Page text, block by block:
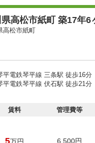
高松市紙町 築17年6
高松市紙町
平電鉄琴平線 三条駅 徒歩16分
平電鉄琴平線 伏石駅 徒歩21分
賃料 管理費等
5 6,500円